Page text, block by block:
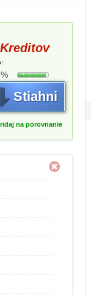
Stiahni
na porovnanie